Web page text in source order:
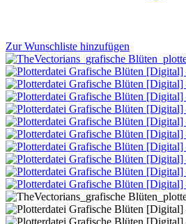
Zur Wunschliste hinzufügen